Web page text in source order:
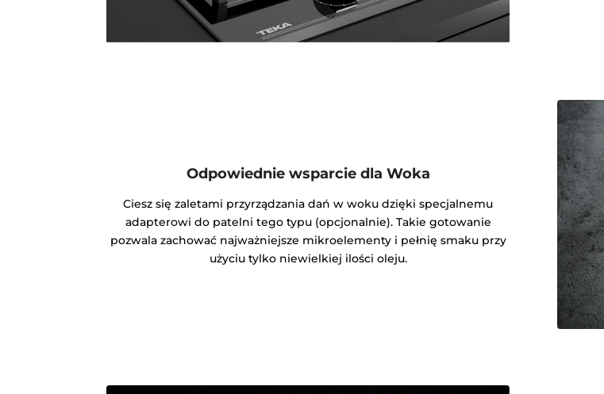
Odpowiednie wsparcie dla Woka
Ciesz się zaletami przyrządzania dań w woku dzięki specjalnemu
adapterowi do patelni tego typu (opcjonalnie). Takie gotowanie
pozwala zachować najważniejsze mikroelementy i pełnię smaku przy
użyciu tylko niewielkiej ilości oleju.